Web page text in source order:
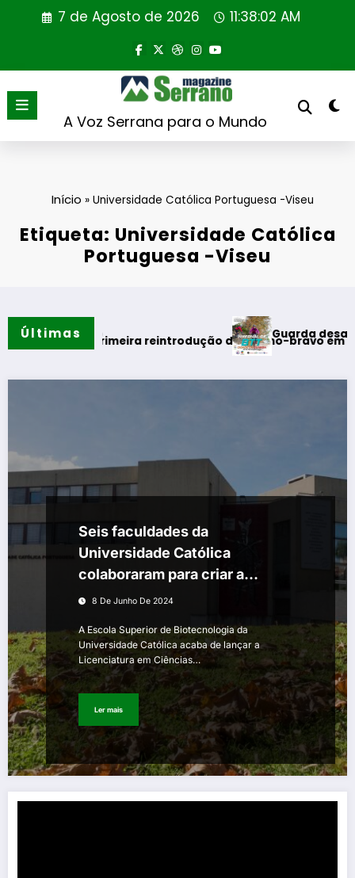
7 de Agosto de 2026 11:38:02 AM
A Voz Serrana para o Mundo
Início »Universidade Católica Portuguesa -Viseu
Etiqueta: Universidade Católica
Portuguesa -Viseu
Últimas
verãoprimeira reintrodução de coelho-bravo em área
Guarda desafia
Seis faculdades da
Universidade Católica
colaboraram para criar a
Licenciatura em Ciências e
8 De Junho De 2024
A Escola Superior de Biotecnologia da
Universidade Católica acaba de lançar a
Licenciatura em Ciências…
Ler mais